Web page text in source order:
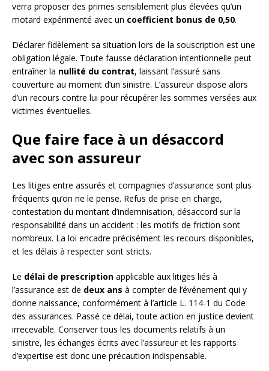
verra proposer des primes sensiblement plus élevées qu’un
motard expérimenté avec un coefficient bonus de 0,50.
Déclarer fidèlement sa situation lors de la souscription est une
obligation légale. Toute fausse déclaration intentionnelle peut
entraîner la nullité du contrat, laissant l’assuré sans
couverture au moment d’un sinistre. L’assureur dispose alors
d’un recours contre lui pour récupérer les sommes versées aux
victimes éventuelles.
Que faire face à un désaccord
avec son assureur
Les litiges entre assurés et compagnies d’assurance sont plus
fréquents qu’on ne le pense. Refus de prise en charge,
contestation du montant d’indemnisation, désaccord sur la
responsabilité dans un accident : les motifs de friction sont
nombreux. La loi encadre précisément les recours disponibles,
et les délais à respecter sont stricts.
Le délai de prescription applicable aux litiges liés à
l’assurance est de deux ans à compter de l’événement qui y
donne naissance, conformément à l’article L. 114-1 du Code
des assurances. Passé ce délai, toute action en justice devient
irrecevable. Conserver tous les documents relatifs à un
sinistre, les échanges écrits avec l’assureur et les rapports
d’expertise est donc une précaution indispensable.